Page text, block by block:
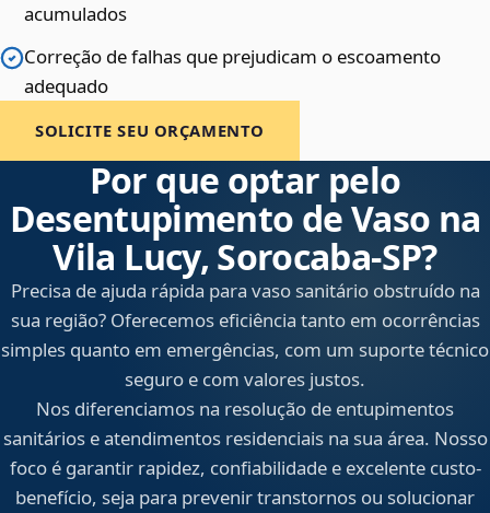
acumulados
Correção de falhas que prejudicam o escoamento
adequado
SOLICITE SEU ORÇAMENTO
Por que optar pelo
Desentupimento de Vaso na
Vila Lucy, Sorocaba‑SP?
Precisa de ajuda rápida para vaso sanitário obstruído na
sua região? Oferecemos eficiência tanto em ocorrências
simples quanto em emergências, com um suporte técnico
seguro e com valores justos.
Nos diferenciamos na resolução de entupimentos
sanitários e atendimentos residenciais na sua área. Nosso
foco é garantir rapidez, confiabilidade e excelente custo-
benefício, seja para prevenir transtornos ou solucionar